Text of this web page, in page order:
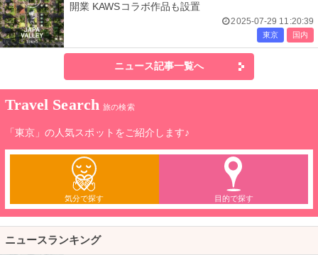
開業 KAWSコラボ作品も設置
2025-07-29 11:20:39
東京 国内
ニュース記事一覧へ
Travel Search 旅の検索
「東京」の人気スポットをご紹介します♪
気分で探す 目的で探す
ニュースランキング